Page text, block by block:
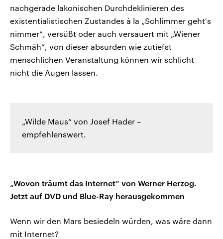
nachgerade lakonischen Durchdeklinieren des
existentialistischen Zustandes à la „Schlimmer geht's
nimmer“, versüßt oder auch versauert mit „Wiener
Schmäh“, von dieser absurden wie zutiefst
menschlichen Veranstaltung können wir schlicht
nicht die Augen lassen.
„Wilde Maus“ von Josef Hader –
empfehlenswert.
„Wovon träumt das Internet“ von Werner Herzog.
Jetzt auf DVD und Blue-Ray herausgekommen
Wenn wir den Mars besiedeln würden, was wäre dann
mit Internet?